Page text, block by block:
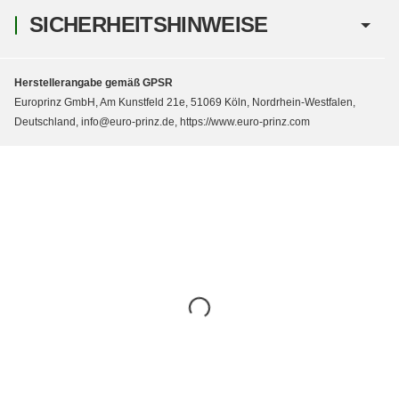
SICHERHEITSHINWEISE
Herstellerangabe gemäß GPSR
Europrinz GmbH, Am Kunstfeld 21e, 51069 Köln, Nordrhein-Westfalen,
Deutschland, info@euro-prinz.de, https://www.euro-prinz.com